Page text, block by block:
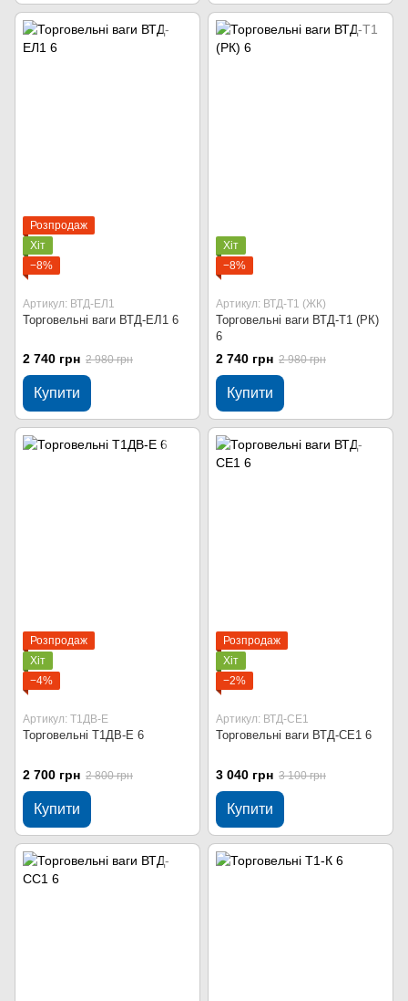
Розпродаж
Хіт
−8%
Артикул: ВТД-ЕЛ1
Торговельні ваги ВТД-ЕЛ1 6
2 740 грн 2 980 грн
Купити
Хіт
−8%
Артикул: ВТД-Т1 (ЖК)
Торговельні ваги ВТД-Т1 (РК)
6
2 740 грн 2 980 грн
Купити
Розпродаж
Хіт
−4%
Артикул: Т1ДВ-Е
Торговельні Т1ДВ-Е 6
2 700 грн 2 800 грн
Купити
Розпродаж
Хіт
−2%
Артикул: ВТД-СЕ1
Торговельні ваги ВТД-СЕ1 6
3 040 грн 3 100 грн
Купити